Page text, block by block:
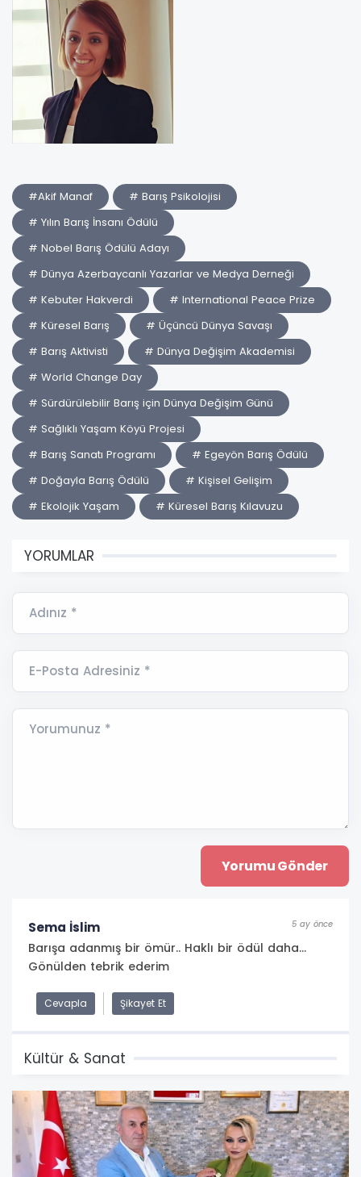
#Akif Manaf
# Barış Psikolojisi
# Yılın Barış İnsanı Ödülü
# Nobel Barış Ödülü Adayı
# Dünya Azerbaycanlı Yazarlar ve Medya Derneği
# Kebuter Hakverdi
# International Peace Prize
# Küresel Barış
# Üçüncü Dünya Savaşı
# Barış Aktivisti
# Dünya Değişim Akademisi
# World Change Day
# Sürdürülebilir Barış için Dünya Değişim Günü
# Sağlıklı Yaşam Köyü Projesi
# Barış Sanatı Programı
# Egeyön Barış Ödülü
# Doğayla Barış Ödülü
# Kişisel Gelişim
# Ekolojik Yaşam
# Küresel Barış Kılavuzu
YORUMLAR
Adınız *
E-Posta Adresiniz *
Yorumunuz *
Sema İslim 5 ay önce
Barışa adanmış bir ömür.. Haklı bir ödül daha...
Gönülden tebrik ederim
Cevapla Şikayet Et
Kültür & Sanat